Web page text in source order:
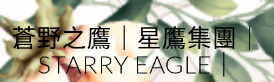
to
content
蒼野之鷹｜星鷹集團｜
STARRY EAGLE｜